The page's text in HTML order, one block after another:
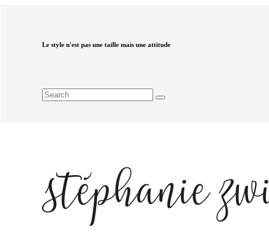
Le style n'est pas une taille mais une attitude